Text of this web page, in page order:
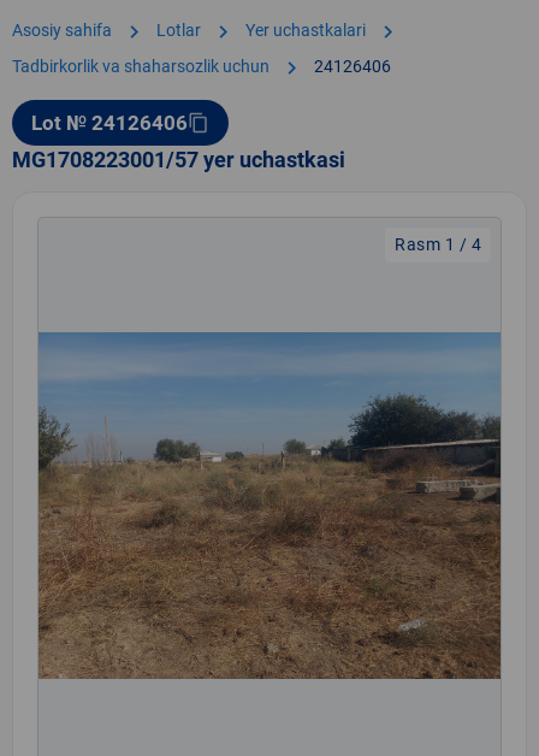
Asosiy sahifa chevron_right Lotlar chevron_right Yer uchastkalari chevron_right
Tadbirkorlik va shaharsozlik uchun chevron_right 24126406
Lot № 24126406content_copy
MG1708223001/57 yer uchastkasi
Rasm 1 / 4